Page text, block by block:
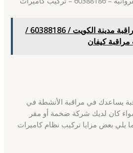
كاميرات مراقبة مدينة الكويت / 60388186 /
كيفان
يساعدك في مراقبة الأنشطة في
كان لديك شركة ضخمة أو مقر
يلي بعض مزايا تركيب نظام كاميرات